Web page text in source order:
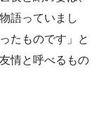
語っていまし
たものです」と
情と呼べるもの